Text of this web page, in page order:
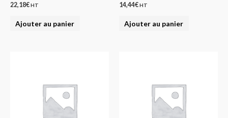
22,18€HT
Ajouter au panier
14,44€HT
Ajouter au panier